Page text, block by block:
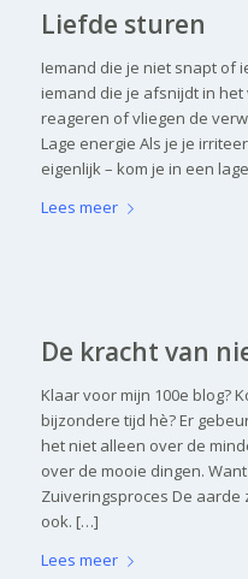
Liefde sturen
Iemand die je niet snapt of
iemand die je afsnijdt in
reageren of vliegen de
Lage energie Als je je
eigenlijk – kom je in een
Lees meer
De kracht van
Klaar voor mijn 100e blog?
bijzondere tijd hè? Er
het niet alleen over de
over de mooie dingen.
Zuiveringsproces De aarde
ook. […]
Lees meer